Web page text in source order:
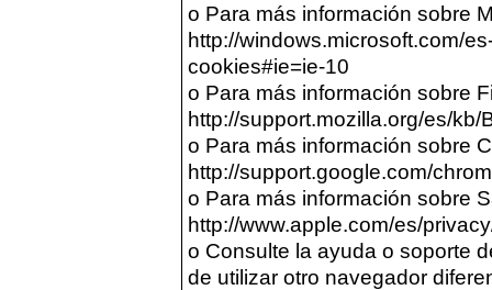
o Para más información sobre
http://windows.microsoft.com/
cookies#ie=ie-10
o Para más información sobre
http://support.mozilla.org/es/kb/
o Para más información sobre
http://support.google.com/
o Para más información sobre
http://www.apple.com/es/
o Consulte la ayuda o soporte
de utilizar otro navegador